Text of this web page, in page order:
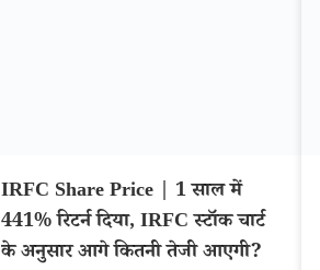
IRFC Share Price | 1 साल में
441% रिटर्न दिया, IRFC स्टॉक चार्ट
के अनुसार आगे कितनी तेजी आएगी?